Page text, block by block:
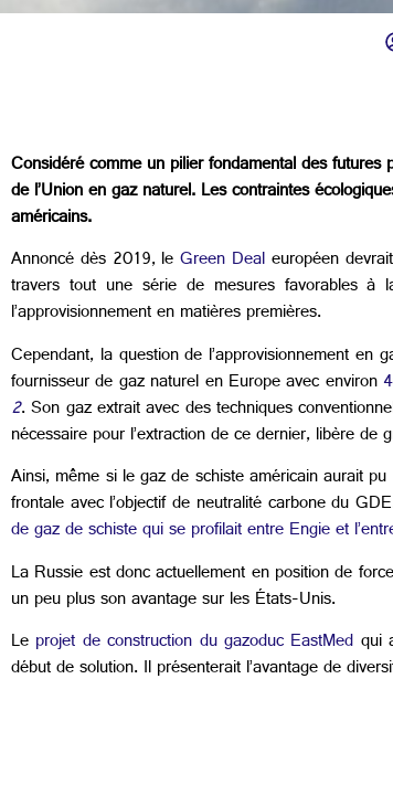
Considéré comme un pilier fondamental des
de l’Union en gaz naturel. Les contraintes
américains.
Annoncé dès 2019, leGreen Dealeuropéen
travers tout une série de mesures favorables
l’approvisionnement en matières premières.
Cependant, la question de l’approvisionnement
fournisseur de gaz naturel en Europe avec environ
2. Son gaz extrait avec des techniques
nécessaire pour l’extraction de ce dernier, libère
Ainsi, même si le gaz de schiste américain aurait
frontale avec l’objectif de neutralité carbone du
de gaz de schiste qui se profilait entre Engie et
La Russie est donc actuellement en position de
un peu plus son avantage sur les États-Unis.
Le projet de construction du gazoduc EastMed qui
début de solution. Il présenterait l’avantage de